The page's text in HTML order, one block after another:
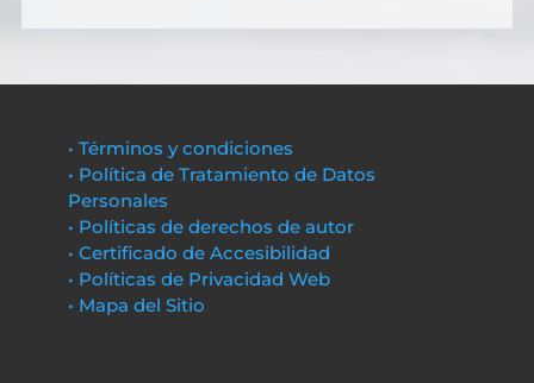
• Términos y condiciones
• Política de Tratamiento de Datos
Personales
• Políticas de derechos de autor
• Certificado de Accesibilidad
• Políticas de Privacidad Web
• Mapa del Sitio